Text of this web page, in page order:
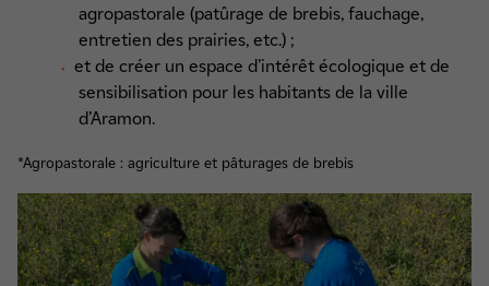
agropastorale (patûrage de brebis, fauchage,
entretien des prairies, etc.) ;
et de créer un espace d’intérêt écologique et de
sensibilisation pour les habitants de la ville
d’Aramon.
*Agropastorale : agriculture et pâturages de brebis